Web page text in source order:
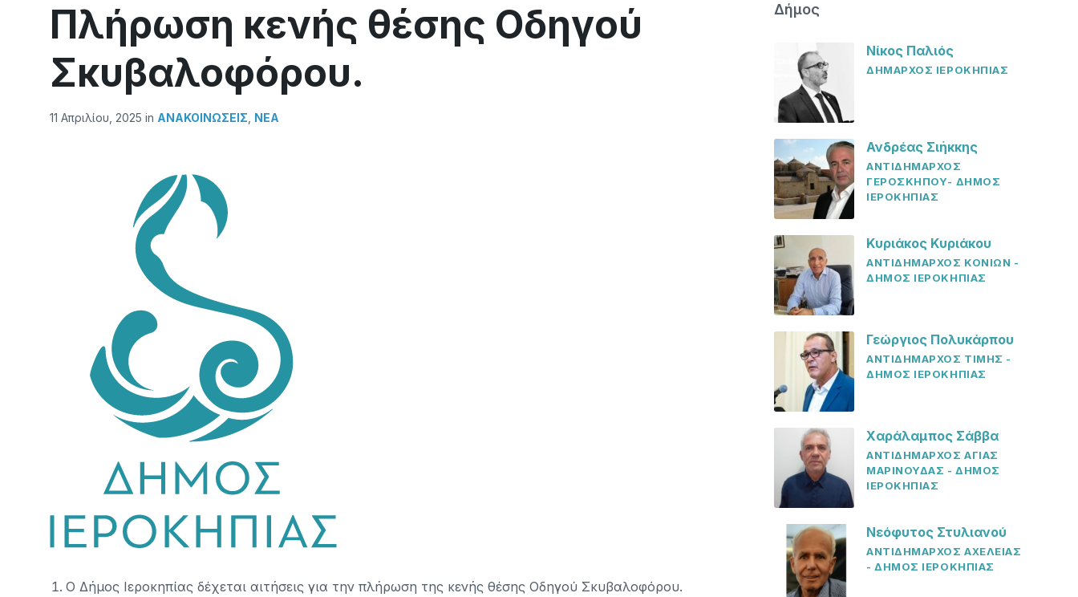
Πλήρωση κενής θέσης Οδηγού
Σκυβαλοφόρου.
11 Απριλίου, 2025 in ΑΝΑΚΟΙΝΏΣΕΙΣ ΝΕΑ
Ο Δήμος Ιεροκηπίας δέχεται αιτήσεις για την πλήρωση της κενής θέσης Οδηγού Σκυβαλοφόρου.
Δήμος
Νίκος Παλιός
ΔΗΜΑΡΧΟΣ ΙΕΡΟΚΗΠΙΑΣ
Ανδρέας Σιήκκης
ΑΝΤΙΔΗΜΑΡΧΟΣ
ΓΕΡΟΣΚΗΠΟΥ- ΔΗΜΟΣ
ΙΕΡΟΚΗΠΙΑΣ
Κυριάκος Κυριάκου
ΑΝΤΙΔΗΜΑΡΧΟΣ ΚΟΝΙΩΝ -
ΔΗΜΟΣ ΙΕΡΟΚΗΠΙΑΣ
Γεώργιος Πολυκάρπου
ΑΝΤΙΔΗΜΑΡΧΟΣ ΤΙΜΗΣ -
ΔΗΜΟΣ ΙΕΡΟΚΗΠΙΑΣ
Χαράλαμπος Σάββα
ΑΝΤΙΔΗΜΑΡΧΟΣ ΑΓΙΑΣ
ΜΑΡΙΝΟΥΔΑΣ - ΔΗΜΟΣ
ΙΕΡΟΚΗΠΙΑΣ
Νεόφυτος Στυλιανού
ΑΝΤΙΔΗΜΑΡΧΟΣ ΑΧΕΛΕΙΑΣ
- ΔΗΜΟΣ ΙΕΡΟΚΗΠΙΑΣ